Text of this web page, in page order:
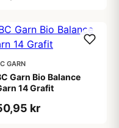
GARN
Garn Bio Balance
14 Grafit
kr